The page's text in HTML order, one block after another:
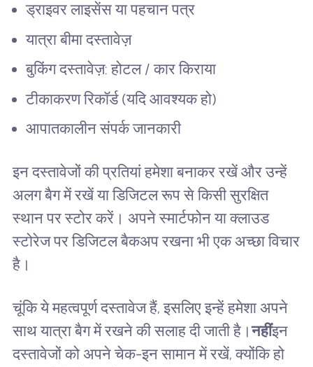
ड्राइवर लाइसेंस या पहचान पत्र
यात्रा बीमा दस्तावेज़
बुकिंग दस्तावेज़: होटल / कार किराया
टीकाकरण रिकॉर्ड (यदि आवश्यक हो)
आपातकालीन संपर्क जानकारी
इन दस्तावेजों की प्रतियां हमेशा बनाकर रखें और उन्हें
अलग बैग में रखें या डिजिटल रूप से किसी सुरक्षित
स्थान पर स्टोर करें। अपने स्मार्टफोन या क्लाउड
स्टोरेज पर डिजिटल बैकअप रखना भी एक अच्छा विचार
है।
चूंकि ये महत्वपूर्ण दस्तावेज हैं, इसलिए इन्हें हमेशा अपने
साथ यात्रा बैग में रखने की सलाह दी जाती है।नहींइन
दस्तावेजों को अपने चेक-इन सामान में रखें, क्योंकि हो